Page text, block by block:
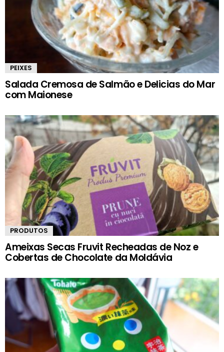
PEIXES
Salada Cremosa de Salmão e Delicias do Mar
com Maionese
PRODUTOS
Ameixas Secas Fruvit Recheadas de Noz e
Cobertas de Chocolate da Moldávia